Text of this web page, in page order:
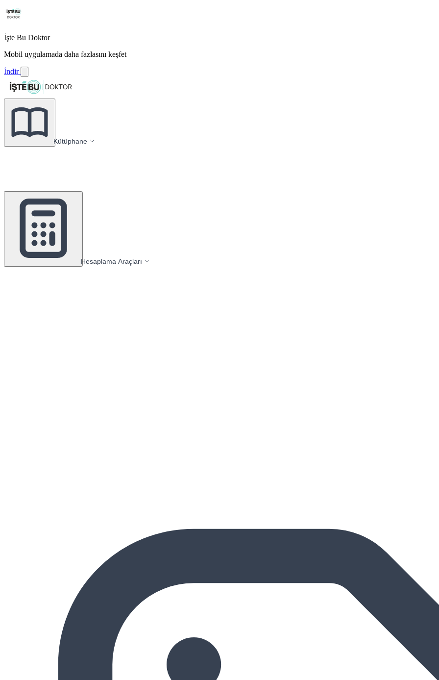
İşte Bu Doktor
Mobil uygulamada daha fazlasını keşfet
İndir
Kütüphane
Hesaplama Araçları